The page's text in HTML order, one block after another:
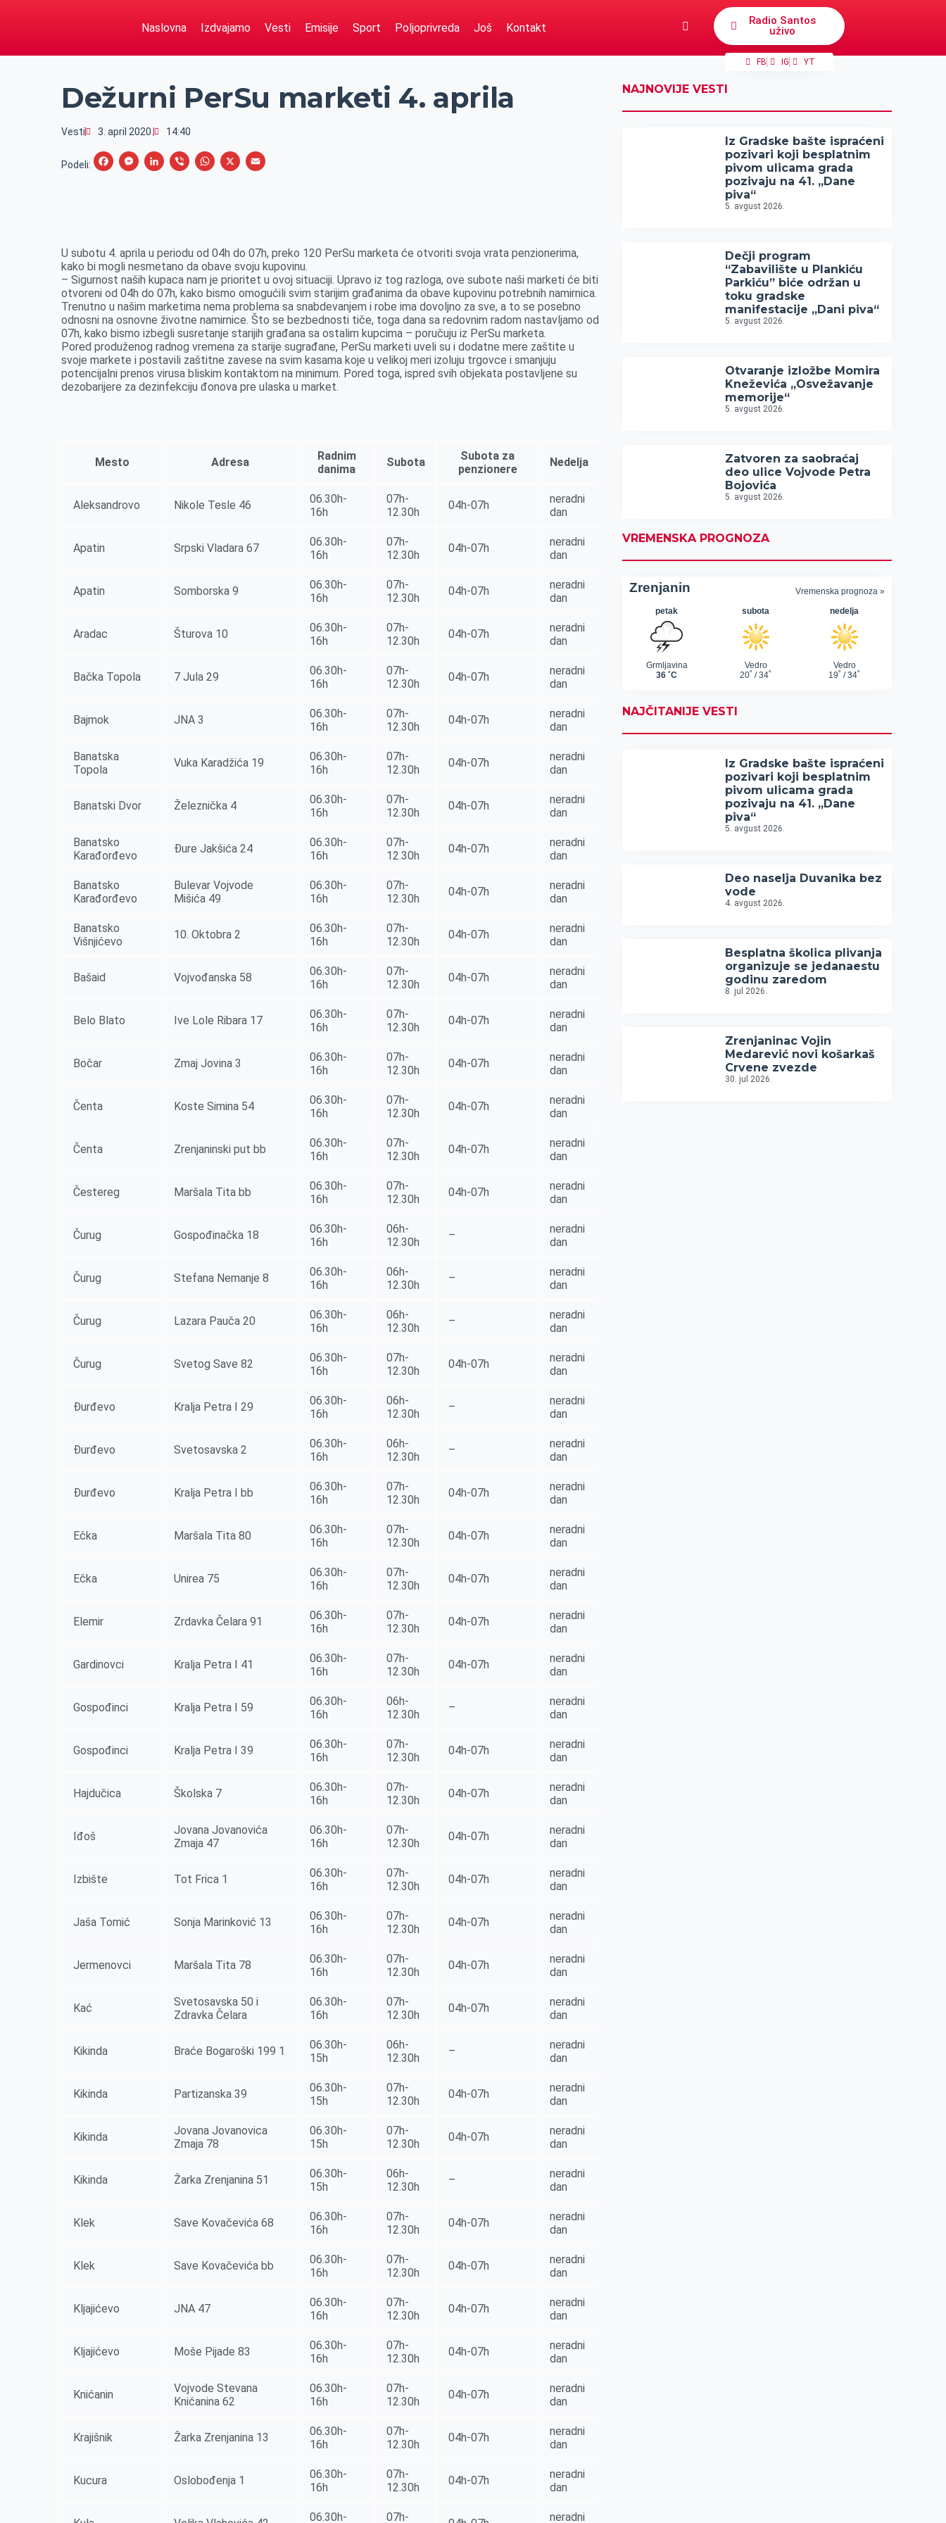
Naslovna Izdvajamo Vesti Emisije Sport Poljoprivreda Još Kontakt
Radio Santos
uživo
FB IG YT
Dežurni PerSu marketi 4. aprila
Vesti 3. april 2020. 14:40
Podeli:
F
o
o
k
M
n
g
e
r
L
d
I
n
V
W
A
p
p
X
U subotu 4. aprila u periodu od 04h do 07h, preko 120 PerSu marketa će otvoriti svoja vrata penzionerima,
kako bi mogli nesmetano da obave svoju kupovinu.
– Sigurnost naših kupaca nam je prioritet u ovoj situaciji. Upravo iz tog razloga, ove subote naši marketi će biti
otvoreni od 04h do 07h, kako bismo omogućili svim starijim građanima da obave kupovinu potrebnih namirnica.
Trenutno u našim marketima nema problema sa snabdevanjem i robe ima dovoljno za sve, a to se posebno
odnosni na osnovne životne namirnice. Što se bezbednosti tiče, toga dana sa redovnim radom nastavljamo od
07h, kako bismo izbegli susretanje starijih građana sa ostalim kupcima – poručuju iz PerSu marketa.
Pored produženog radnog vremena za starije sugrađane, PerSu marketi uveli su i dodatne mere zaštite u
svoje markete i postavili zaštitne zavese na svim kasama koje u velikoj meri izoluju trgovce i smanjuju
potencijalni prenos virusa bliskim kontaktom na minimum. Pored toga, ispred svih objekata postavljene su
dezobarijere za dezinfekciju đonova pre ulaska u market.
Mesto Adresa
Radnim
danima
Subota
Subota za
penzionere
Nedelja
Aleksandrovo Nikole Tesle 46
06.30h-
16h
07h-
12.30h
04h-07h
neradni
dan
Apatin Srpski Vladara 67
06.30h-
16h
07h-
12.30h
04h-07h
neradni
dan
Apatin Somborska 9
06.30h-
16h
07h-
12.30h
04h-07h
neradni
dan
Aradac Šturova 10
06.30h-
16h
07h-
12.30h
04h-07h
neradni
dan
Bačka Topola 7 Jula 29
06.30h-
16h
07h-
12.30h
04h-07h
neradni
dan
Bajmok JNA 3
06.30h-
16h
07h-
12.30h
04h-07h
neradni
dan
Banatska
Topola
Vuka Karadžića 19
06.30h-
16h
07h-
12.30h
04h-07h
neradni
dan
Banatski Dvor Železnička 4
06.30h-
16h
07h-
12.30h
04h-07h
neradni
dan
Banatsko
Karađorđevo
Đure Jakšića 24
06.30h-
16h
07h-
12.30h
04h-07h
neradni
dan
Banatsko
Karađorđevo
Bulevar Vojvode
Mišića 49
06.30h-
16h
07h-
12.30h
04h-07h
neradni
dan
Banatsko
Višnjićevo
10. Oktobra 2
06.30h-
16h
07h-
12.30h
04h-07h
neradni
dan
Bašaid Vojvođanska 58
06.30h-
16h
07h-
12.30h
04h-07h
neradni
dan
Belo Blato Ive Lole Ribara 17
06.30h-
16h
07h-
12.30h
04h-07h
neradni
dan
Bočar Zmaj Jovina 3
06.30h-
16h
07h-
12.30h
04h-07h
neradni
dan
Čenta Koste Simina 54
06.30h-
16h
07h-
12.30h
04h-07h
neradni
dan
Čenta Zrenjaninski put bb
06.30h-
16h
07h-
12.30h
04h-07h
neradni
dan
Čestereg Maršala Tita bb
06.30h-
16h
07h-
12.30h
04h-07h
neradni
dan
Čurug Gospođinačka 18
06.30h-
16h
06h-
12.30h
–
neradni
dan
Čurug Stefana Nemanje 8
06.30h-
16h
06h-
12.30h
–
neradni
dan
Čurug Lazara Pauča 20
06.30h-
16h
06h-
12.30h
–
neradni
dan
Čurug Svetog Save 82
06.30h-
16h
07h-
12.30h
04h-07h
neradni
dan
Đurđevo Kralja Petra I 29
06.30h-
16h
06h-
12.30h
–
neradni
dan
Đurđevo Svetosavska 2
06.30h-
16h
06h-
12.30h
–
neradni
dan
Đurđevo Kralja Petra I bb
06.30h-
16h
07h-
12.30h
04h-07h
neradni
dan
Ečka Maršala Tita 80
06.30h-
16h
07h-
12.30h
04h-07h
neradni
dan
Ečka Unirea 75
06.30h-
16h
07h-
12.30h
04h-07h
neradni
dan
Elemir Zrdavka Čelara 91
06.30h-
16h
07h-
12.30h
04h-07h
neradni
dan
Gardinovci Kralja Petra I 41
06.30h-
16h
07h-
12.30h
04h-07h
neradni
dan
Gospođinci Kralja Petra I 59
06.30h-
16h
06h-
12.30h
–
neradni
dan
Gospođinci Kralja Petra I 39
06.30h-
16h
07h-
12.30h
04h-07h
neradni
dan
Hajdučica Školska 7
06.30h-
16h
07h-
12.30h
04h-07h
neradni
dan
Iđoš
Jovana Jovanovića
Zmaja 47
06.30h-
16h
07h-
12.30h
04h-07h
neradni
dan
Izbište Tot Frica 1
06.30h-
16h
07h-
12.30h
04h-07h
neradni
dan
Jaša Tomić Sonja Marinković 13
06.30h-
16h
07h-
12.30h
04h-07h
neradni
dan
Jermenovci Maršala Tita 78
06.30h-
16h
07h-
12.30h
04h-07h
neradni
dan
Kać
Svetosavska 50 i
Zdravka Čelara
06.30h-
16h
07h-
12.30h
04h-07h
neradni
dan
Kikinda Braće Bogaroški 199 1
06.30h-
15h
06h-
12.30h
–
neradni
dan
Kikinda Partizanska 39
06.30h-
15h
07h-
12.30h
04h-07h
neradni
dan
Kikinda
Jovana Jovanovica
Zmaja 78
06.30h-
15h
07h-
12.30h
04h-07h
neradni
dan
Kikinda Žarka Zrenjanina 51
06.30h-
15h
06h-
12.30h
–
neradni
dan
Klek Save Kovačevića 68
06.30h-
16h
07h-
12.30h
04h-07h
neradni
dan
Klek Save Kovačevića bb
06.30h-
16h
07h-
12.30h
04h-07h
neradni
dan
Kljajićevo JNA 47
06.30h-
16h
07h-
12.30h
04h-07h
neradni
dan
Kljajićevo Moše Pijade 83
06.30h-
16h
07h-
12.30h
04h-07h
neradni
dan
Knićanin
Vojvode Stevana
Knićanina 62
06.30h-
16h
07h-
12.30h
04h-07h
neradni
dan
Krajišnik Žarka Zrenjanina 13
06.30h-
16h
07h-
12.30h
04h-07h
neradni
dan
Kucura Oslobođenja 1
06.30h-
16h
07h-
12.30h
04h-07h
neradni
dan
06.30h- 07h- neradni
NAJNOVIJE VESTI
Iz Gradske bašte ispraćeni
pozivari koji besplatnim
pivom ulicama grada
pozivaju na 41. „Dane
piva“
5. avgust 2026.
Dečji program
“Zabavilište u Plankiću
Parkiću” biće održan u
toku gradske
manifestacije „Dani piva“
5. avgust 2026.
Otvaranje izložbe Momira
Kneževića „Osvežavanje
memorije“
5. avgust 2026.
Zatvoren za saobraćaj
deo ulice Vojvode Petra
Bojovića
5. avgust 2026.
VREMENSKA PROGNOZA
NAJČITANIJE VESTI
Iz Gradske bašte ispraćeni
pozivari koji besplatnim
pivom ulicama grada
pozivaju na 41. „Dane
piva“
5. avgust 2026.
Deo naselja Duvanika bez
vode
4. avgust 2026.
Besplatna školica plivanja
organizuje se jedanaestu
godinu zaredom
8. jul 2026.
Zrenjaninac Vojin
Medarević novi košarkaš
Crvene zvezde
30. jul 2026.